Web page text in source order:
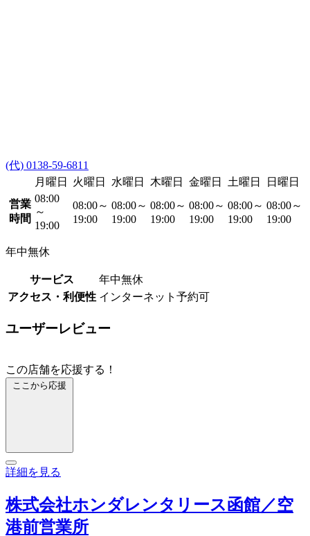
(代) 0138-59-6811
月曜日
火曜日 水曜日 木曜日 金曜日 土曜日
日曜日
営業
時間
08:00
～
19:00
08:00～
19:00
08:00～
19:00
08:00～
19:00
08:00～
19:00
08:00～
19:00
08:00～
19:00
年中無休
サービス
年中無休
アクセス・利便性 インターネット予約可
ユーザーレビュー
この店舗を応援する！
ここから応援
詳細を見る
株式会社ホンダレンタリース函館／空
港前営業所